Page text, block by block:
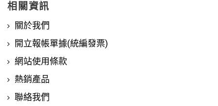
相關資訊
關於我們
開立報帳單據(統編發票)
網站使用條款
熱銷產品
聯絡我們